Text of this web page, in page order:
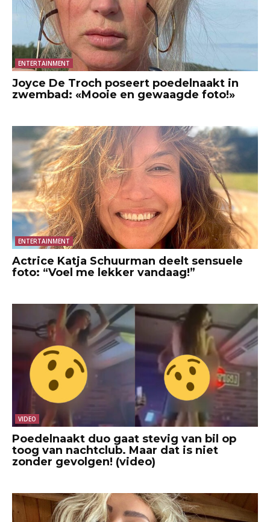
ENTERTAINMENT
Joyce De Troch poseert poedelnaakt in
zwembad: «Mooie en gewaagde foto!»
ENTERTAINMENT
Actrice Katja Schuurman deelt sensuele
foto: “Voel me lekker vandaag!”
VIDEO
Poedelnaakt duo gaat stevig van bil op
toog van nachtclub. Maar dat is niet
zonder gevolgen! (video)